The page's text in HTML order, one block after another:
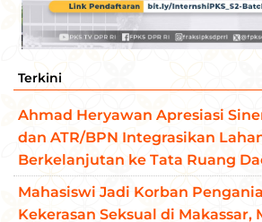
Terkini
Ahmad Heryawan Apresiasi
dan ATR/BPN Integrasikan
Berkelanjutan ke Tata Ruang
Mahasiswi Jadi Korban
Kekerasan Seksual di Makassar,